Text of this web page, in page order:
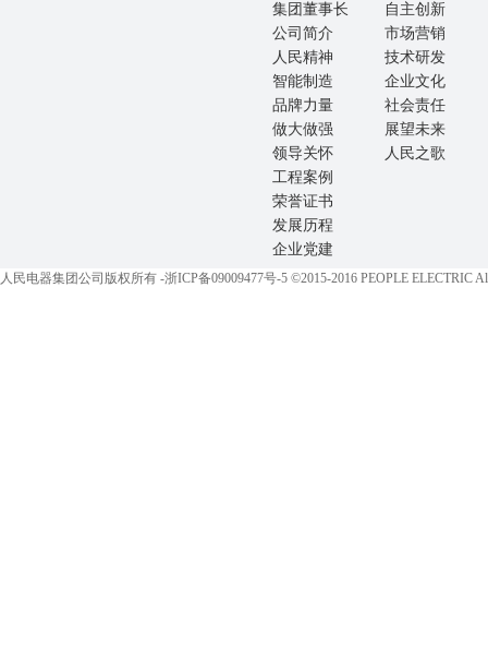
集团董事长
公司简介
人民精神
智能制造
品牌力量
做大做强
领导关怀
工程案例
荣誉证书
发展历程
企业党建
自主创新
市场营销
技术研发
企业文化
社会责任
展望未来
人民之歌
人民电器集团公司版权所有 -浙ICP备09009477号-5 ©2015-2016 PEOPLE ELECTRIC